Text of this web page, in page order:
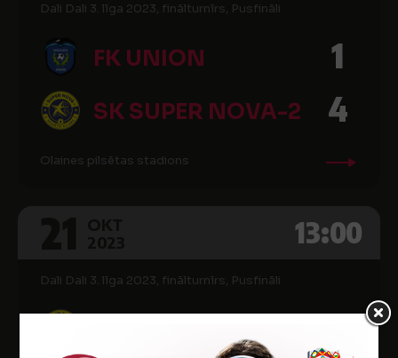
Dali Dali 3. līga 2023, finālturnīrs, Pusfināli
FK UNION 1
SK SUPER NOVA-2 4
Olaines pilsētas stadions
13:00
Dali Dali 3. līga 2023, finālturnīrs, Pusfināli
8